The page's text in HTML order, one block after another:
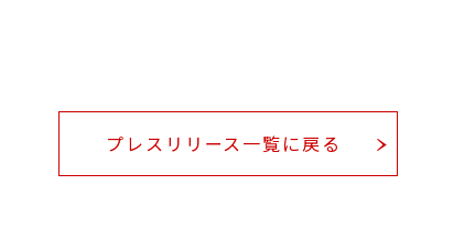
プレスリリース一覧に戻る